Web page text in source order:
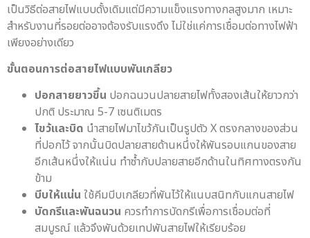
เป็นวิธีต่อสายไฟแบบดั้งเดิมแต่มีความแข็งแรงทางกลสูงมาก เหมาะ
สำหรับงานที่รอยต่ออาจต้องรับแรงดึง ไม่ใช่แค่การเชื่อมต่อทางไฟฟ้า
เพียงอย่างเดียว
ขั้นตอนการต่อสายไฟแบบพันเกลียว
ปอกสายยาวขึ้น ปอกฉนวนปลายสายไฟทั้งสองเส้นให้ยาวกว่า
ปกติ ประมาณ 5-7 เซนติเมตร
ไขว้และบิด นำสายไฟมาไขว้กันเป็นรูปตัว X ตรงกลางของส่วน
ที่ปอกไว้ จากนั้นบิดปลายสายด้านหนึ่งให้พันรอบแกนของสาย
อีกเส้นหนึ่งให้แน่น ทำซ้ำกับปลายสายอีกด้านในทิศทางตรงกัน
ข้าม
บีบให้แน่น ใช้คีมบีบเกลียวที่พันไว้ให้แนบสนิทกับแกนสายไฟ
บัดกรีและพันฉนวน ควรทำการบัดกรีเพื่อการเชื่อมต่อที่
สมบูรณ์ แล้วจึงพันด้วยเทปพันสายไฟให้เรียบร้อย